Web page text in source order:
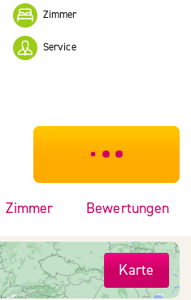
Zimmer
Service
***************
Zimmer Bewertungen
Karte